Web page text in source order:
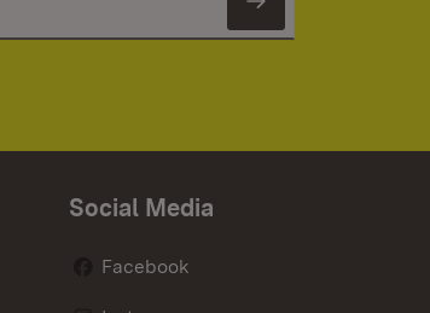
Newsletter
Social Media
Facebook